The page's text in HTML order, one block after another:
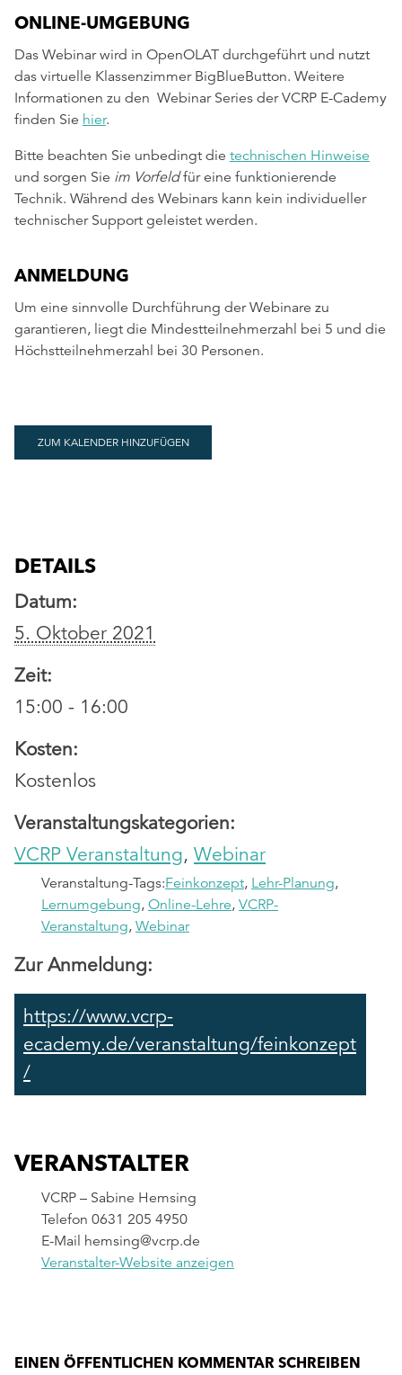
ONLINE-UMGEBUNG
Das Webinar wird in OpenOLAT durchgeführt und nutzt
das virtuelle Klassenzimmer BigBlueButton. Weitere
Informationen zu den Webinar Series der VCRP E-Cademy
finden Sie hier.
Bitte beachten Sie unbedingt die technischen Hinweise
und sorgen Sie im Vorfeldfür eine funktionierende
Technik. Während des Webinars kann kein individueller
technischer Support geleistet werden.
ANMELDUNG
Um eine sinnvolle Durchführung der Webinare zu
garantieren, liegt die Mindestteilnehmerzahl bei 5 und die
Höchstteilnehmerzahl bei 30 Personen.
ZUM KALENDER HINZUFÜGEN
DETAILS
Datum:
5. Oktober 2021
Zeit:
15:00 - 16:00
Kosten:
Kostenlos
Veranstaltungskategorien:
VCRP Veranstaltung, Webinar
Veranstaltung-Tags:Feinkonzept, Lehr-Planung,
Lernumgebung, Online-Lehre, VCRP-
Veranstaltung, Webinar
Zur Anmeldung:
https://www.vcrp-
ecademy.de/veranstaltung/feinkonzept
/
VERANSTALTER
VCRP – Sabine Hemsing
Telefon 0631 205 4950
E-Mail hemsing@vcrp.de
Veranstalter-Website anzeigen
EINEN ÖFFENTLICHEN KOMMENTAR SCHREIBEN